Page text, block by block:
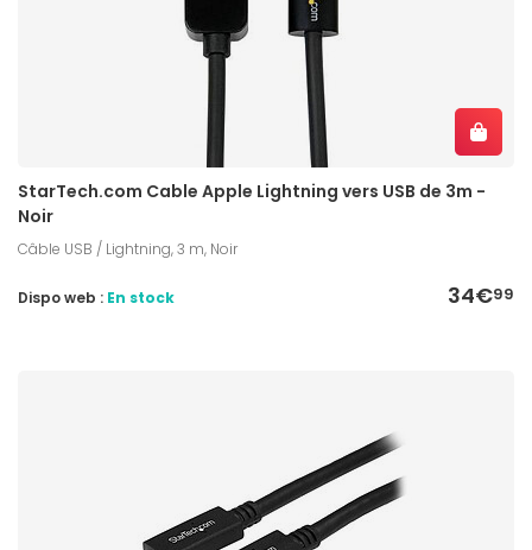
StarTech.com Cable Apple Lightning vers USB de 3m -
Noir
Câble USB / Lightning, 3 m, Noir
34€99
Dispo web : En stock